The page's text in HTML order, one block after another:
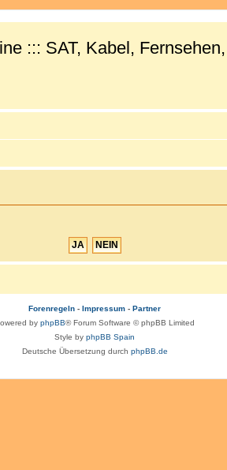
::: SAT, Kabel, Fernsehen,
Forenregeln - Impressum - Partner
by phpBB® Forum Software © phpBB Limited
Style by phpBB Spain
Deutsche Übersetzung durch phpBB.de